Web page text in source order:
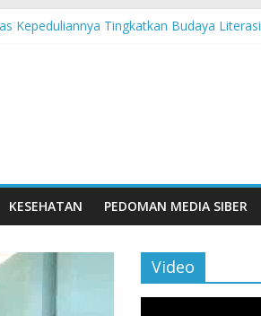
Kepeduliannya Tingkatkan Budaya Literasi
Keselamatan
KESEHATAN PEDOMAN MEDIA SIBER
Video